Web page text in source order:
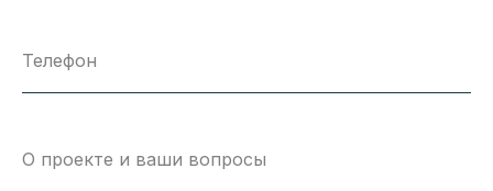
Телефон
О проекте и ваши вопросы